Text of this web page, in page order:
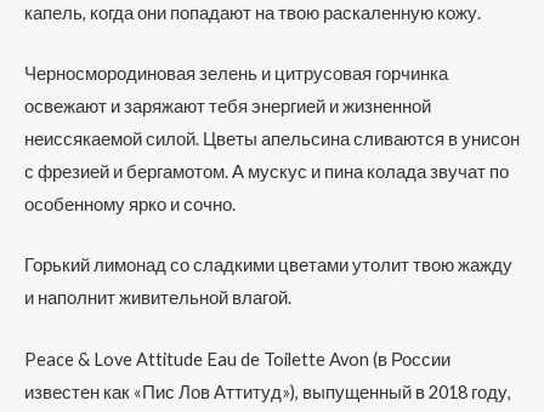
капель, когда они попадают на твою раскаленную кожу.
Черносмородиновая зелень и цитрусовая горчинка
освежают и заряжают тебя энергией и жизненной
неиссякаемой силой. Цветы апельсина сливаются в унисон
с фрезией и бергамотом. А мускус и пина колада звучат по
особенному ярко и сочно.
Горький лимонад со сладкими цветами утолит твою жажду
и наполнит живительной влагой.
Peace & Love Attitude Eau de Toilette Avon (в России
известен как «Пис Лов Аттитуд»), выпущенный в 2018 году,